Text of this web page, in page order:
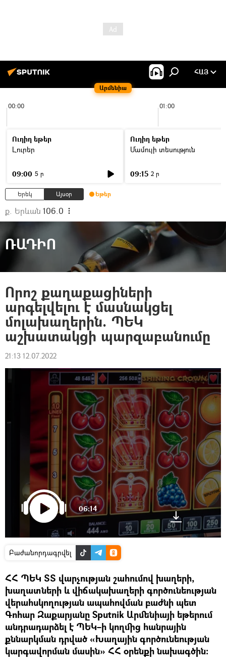
Արմենիա
ՀԱՅ
00:00 01:00
Ուղիղ եթեր
Լուրեր
09:00 5 ր
Ուղիղ եթեր
Մամուլի տեսություն
09:15 2 ր
Երեկ Այսօր Եթեր
ք. Երևան 106.0
ՌԱԴԻՈ
Որոշ քաղաքացիների
արգելվելու է մասնակցել
մոլախաղերին. ՊԵԿ
աշխատակցի պարզաբանումը
21:13 12.07.2022
06:14
Բաժանորդագրվել
ՀՀ ՊԵԿ ՏՏ վարչության շահումով խաղերի,
խաղատների և վիճակախաղերի գործունեության
վերահսկողության ապահովման բաժնի պետ
Գոհար Զաքարյանը Sputnik Արմենիայի եթերում
անդրադարձել է ՊԵԿ–ի կողմից հանրային
քննարկման դրված «Խաղային գործունեության
կարգավորման մասին» ՀՀ օրենքի նախագծին։